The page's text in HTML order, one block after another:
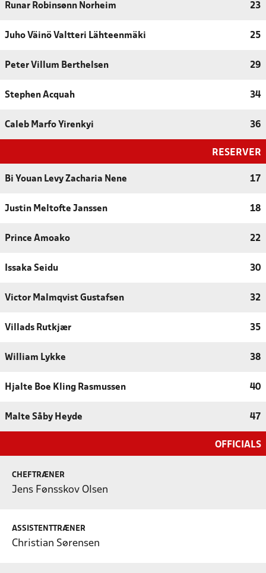
Runar Robinsønn Norheim 23
Juho Väinö Valtteri Lähteenmäki 25
Peter Villum Berthelsen 29
Stephen Acquah 34
Caleb Marfo Yirenkyi 36
RESERVER
Bi Youan Levy Zacharia Nene 17
Justin Meltofte Janssen 18
Prince Amoako 22
Issaka Seidu 30
Victor Malmqvist Gustafsen 32
Villads Rutkjær 35
William Lykke 38
Hjalte Boe Kling Rasmussen 40
Malte Såby Heyde 47
OFFICIALS
CHEFTRÆNER
Jens Fønsskov Olsen
ASSISTENTTRÆNER
Christian Sørensen